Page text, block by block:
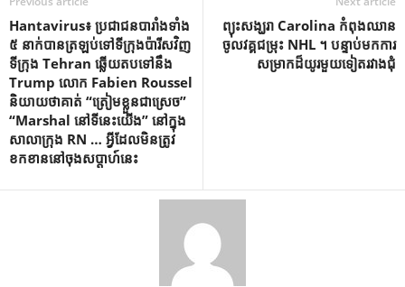
Hantavirus៖ ប្រជាជនបារាំងទាំង
៥ នាក់បានត្រឡប់ទៅទីក្រុងប៉ារីសវិញ
ទីក្រុង Tehran ឆ្លើយតបទៅនឹង
Trump លោក Fabien Roussel
និយាយថាគាត់ “ត្រៀមខ្លួនជាស្រេច”
“Marshal នៅទីនេះយើង” នៅក្នុង
សាលាក្រុង RN … អ្វីដែលមិនត្រូវ
ខកខាននៅចុងសប្តាហ៍នេះ
ព្យុះសង្ឃរា Carolina កំពុងឈាន
ចូលវគ្គជម្រុះ NHL ។ បន្ទាប់​មក​ការ​
សម្រាក​ដ៏​យូរ​មួយ​ទៀត​រវាង​ជុំ